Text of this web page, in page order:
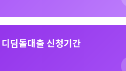
디딤돌대출 신청기간